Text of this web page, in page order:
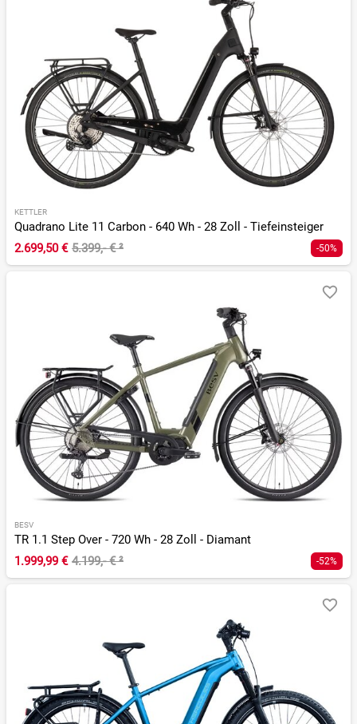
KETTLER
Quadrano Lite 11 Carbon - 640 Wh - 28 Zoll - Tiefeinsteiger
2.699,50 € 5.399,- €² -50%
BESV
TR 1.1 Step Over - 720 Wh - 28 Zoll - Diamant
1.999,99 € 4.199,- €² -52%